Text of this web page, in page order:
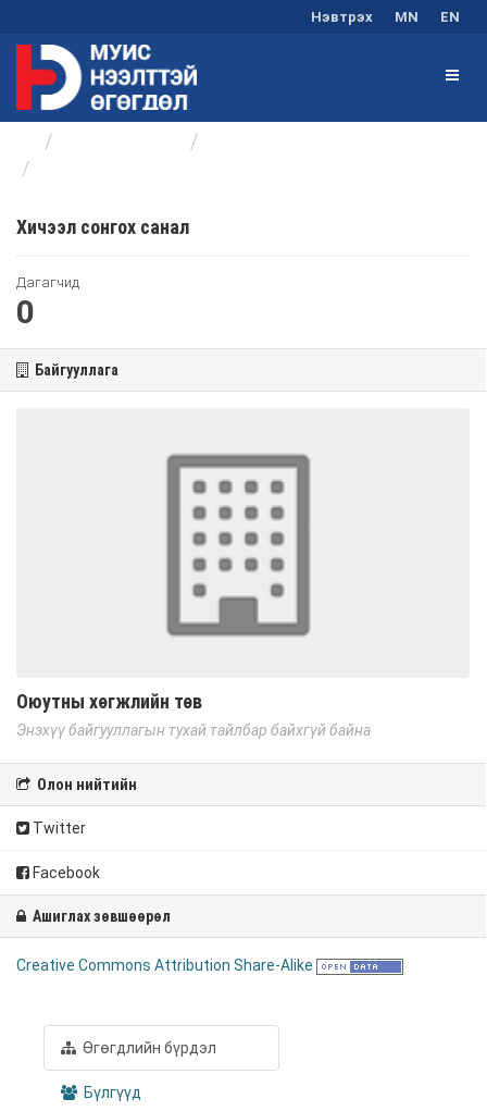
Нэвтрэх MN EN
Хичээл сонгох санал
Дагагчид
0
Байгууллага
Оюутны хөгжлийн төв
Энэхүү байгууллагын тухай тайлбар байхгүй байна
Олон нийтийн
Twitter
Facebook
Ашиглах зөвшөөрөл
Creative Commons Attribution Share-Alike
Өгөгдлийн бүрдэл
Бүлгүүд